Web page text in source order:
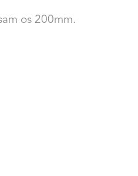
os 200mm.